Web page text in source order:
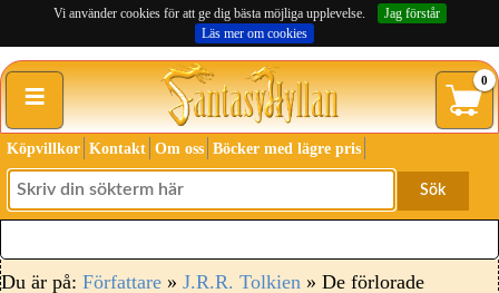
Vi använder cookies för att ge dig bästa möjliga upplevelse.
Jag förstår
Läs mer om cookies
≡ 0
Köpvillkor Kontakt Om oss Böcker med lägre pris
Sök
Du är på: Författare » J.R.R. Tolkien » De förlorade